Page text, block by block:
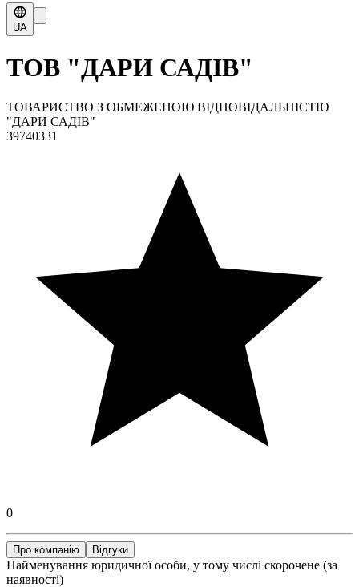
UA
ТОВ "ДАРИ САДІВ"
ТОВАРИСТВО З ОБМЕЖЕНОЮ ВІДПОВІДАЛЬНІСТЮ
"ДАРИ САДІВ"
39740331
0
Про компанію Відгуки
Найменування юридичної особи, у тому числі скорочене (за
наявності)